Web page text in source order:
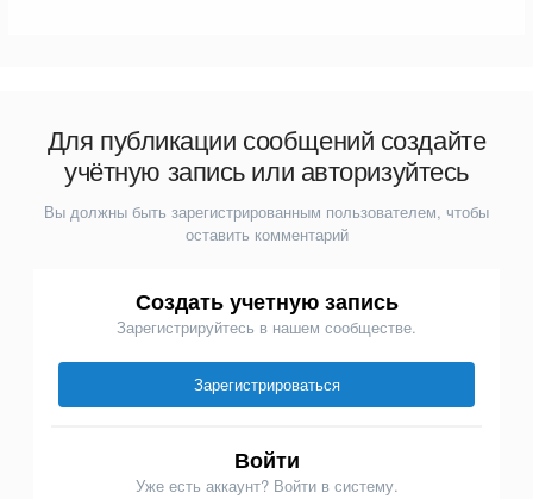
Для публикации сообщений создайте
учётную запись или авторизуйтесь
Вы должны быть зарегистрированным пользователем, чтобы
оставить комментарий
Создать учетную запись
Зарегистрируйтесь в нашем сообществе.
Зарегистрироваться
Войти
Уже есть аккаунт? Войти в систему.